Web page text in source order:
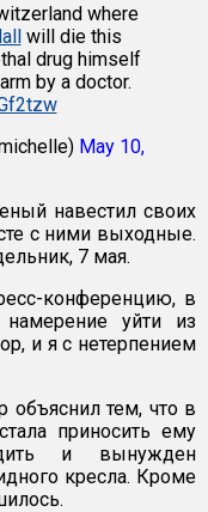
where
will die this
drug himself
by a doctor.
May 10,
навестил своих
с ними выходные.
7 мая.
конференцию, в
уйти из
и я с нетерпением
тем, что в
приносить ему
и вынужден
кресла. Кроме